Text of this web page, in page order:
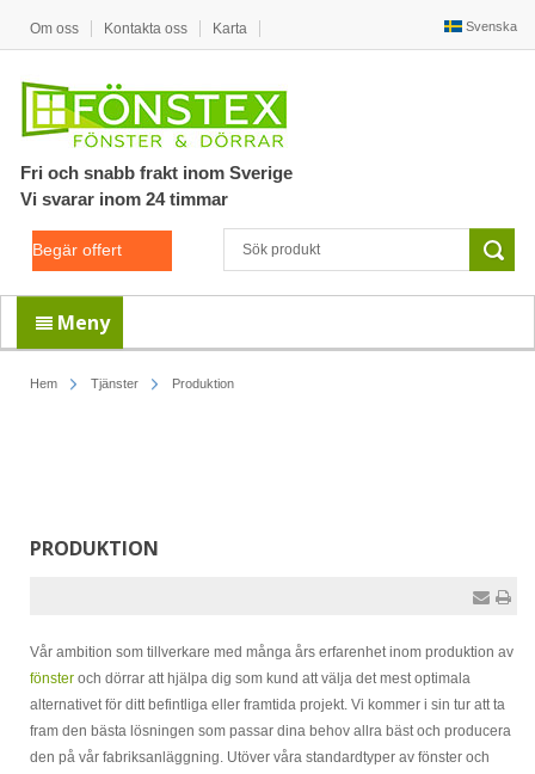
Om oss Kontakta oss Karta Svenska
Fri och snabb frakt inom Sverige
Vi svarar inom 24 timmar
Begär offert
Meny
Hem Tjänster Produktion
PRODUKTION
Vår ambition som tillverkare med många års erfarenhet inom produktion av
fönster och dörrar att hjälpa dig som kund att välja det mest optimala
alternativet för ditt befintliga eller framtida projekt. Vi kommer i sin tur att ta
fram den bästa lösningen som passar dina behov allra bäst och producera
den på vår fabriksanläggning. Utöver våra standardtyper av fönster och